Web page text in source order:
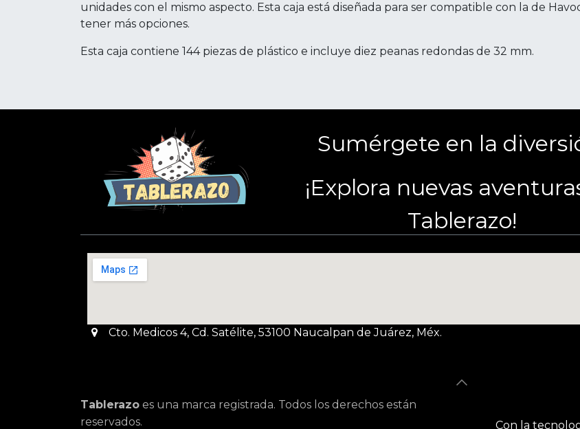
unidades con el mismo aspecto. Esta caja está diseñada para ser compatible con la de
tener más opciones.
Esta caja contiene 144 piezas de plástico e incluye diez peanas redondas de 32 mm.
Sumérgete en la
¡Explora nuevas
Tablerazo!
Cto. Medicos 4, Cd. Satélite, 53100 Naucalpan de Juárez, Méx.
Tablerazo es una marca registrada. Todos los derechos están
reservados.
Con la